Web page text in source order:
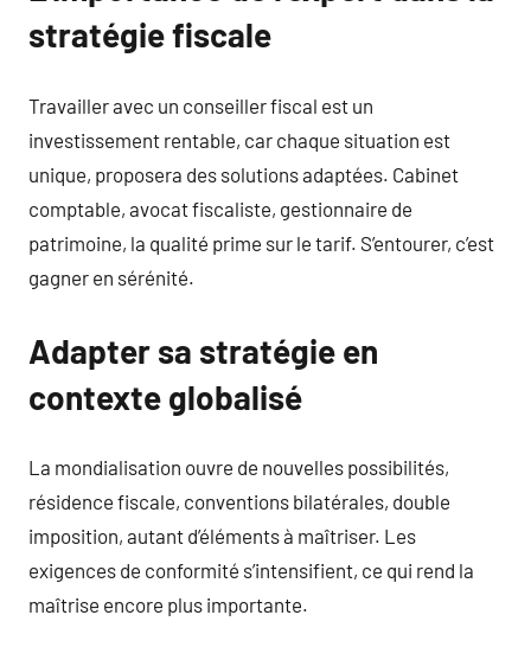
stratégie fiscale
Travailler avec un conseiller fiscal est un
investissement rentable, car chaque situation est
unique, proposera des solutions adaptées. Cabinet
comptable, avocat fiscaliste, gestionnaire de
patrimoine, la qualité prime sur le tarif. S’entourer, c’est
gagner en sérénité.
Adapter sa stratégie en
contexte globalisé
La mondialisation ouvre de nouvelles possibilités,
résidence fiscale, conventions bilatérales, double
imposition, autant d’éléments à maîtriser. Les
exigences de conformité s’intensifient, ce qui rend la
maîtrise encore plus importante.